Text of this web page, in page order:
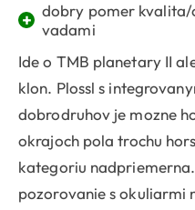
+ dobry pomer kvalita/
vadami
Ide o TMB planetary II
klon. Plossl s
dobrodruhov je mozne
okrajoch pola trochu
kategoriu
pozorovanie s okuliarmi